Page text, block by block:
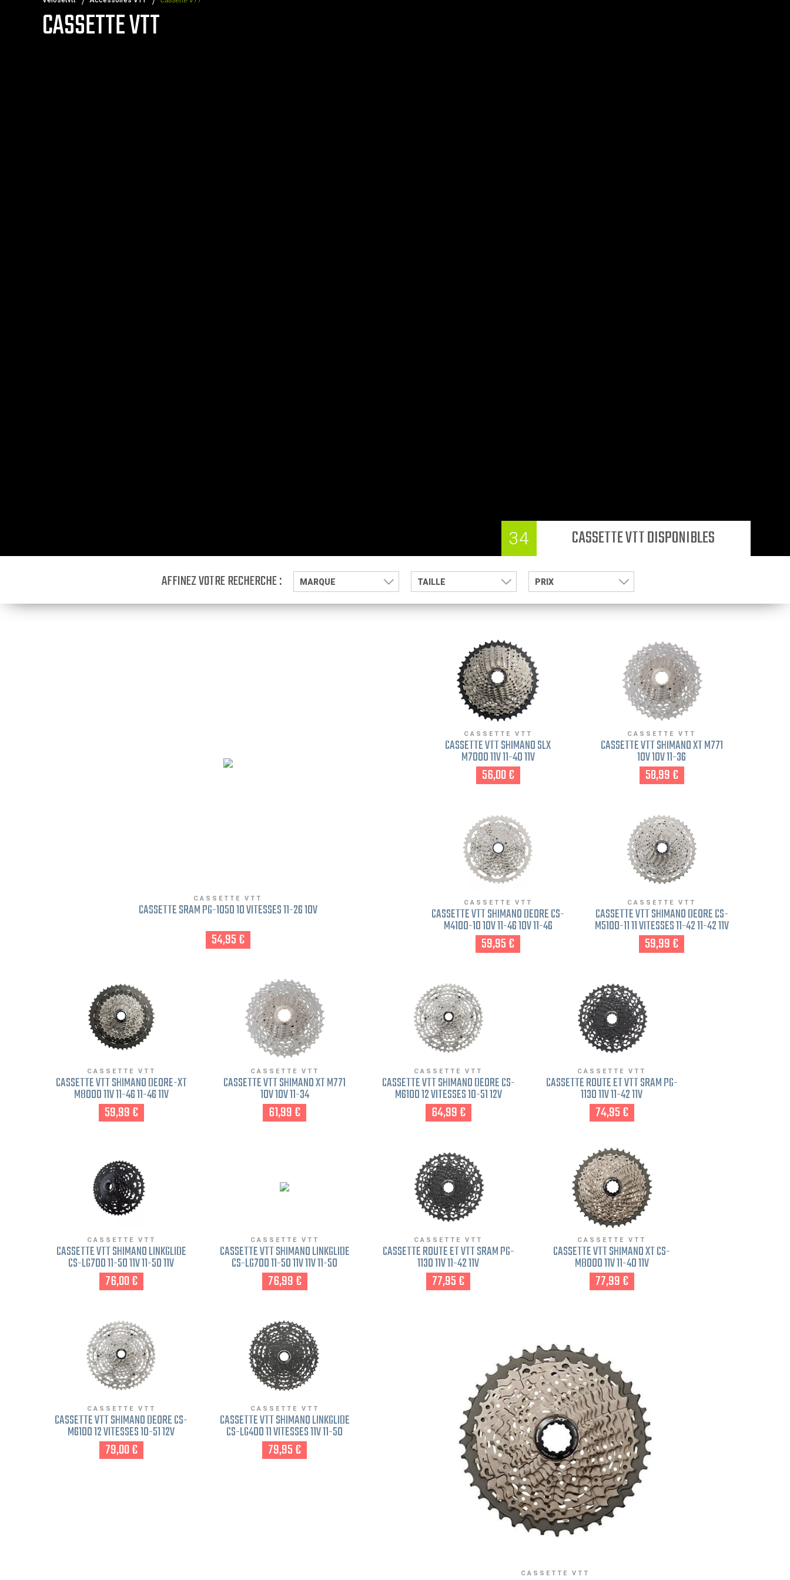
CASSETTE VTT
34 CASSETTE VTT DISPONIBLES
AFFINEZ VOTRE RECHERCHE : MARQUE TAILLE PRIX
CASSETTE VTT
CASSETTE SRAM PG-1050 10 VITESSES 11-26 10V
54,95 €
CASSETTE VTT
CASSETTE VTT SHIMANO SLX
M7000 11V 11-40 11V
56,00 €
CASSETTE VTT
CASSETTE VTT SHIMANO XT M771
10V 10V 11-36
58,99 €
CASSETTE VTT
CASSETTE VTT SHIMANO DEORE CS-
M4100-10 10V 11-46 10V 11-46
59,95 €
CASSETTE VTT
CASSETTE VTT SHIMANO DEORE CS-
M5100-11 11 VITESSES 11-42 11-42 11V
59,99 €
CASSETTE VTT
CASSETTE VTT SHIMANO DEORE-XT
M8000 11V 11-46 11-46 11V
59,99 €
CASSETTE VTT
CASSETTE VTT SHIMANO XT M771
10V 10V 11-34
61,99 €
CASSETTE VTT
CASSETTE VTT SHIMANO DEORE CS-
M6100 12 VITESSES 10-51 12V
64,99 €
CASSETTE VTT
CASSETTE ROUTE ET VTT SRAM PG-
1130 11V 11-42 11V
74,95 €
CASSETTE VTT
CASSETTE VTT SHIMANO LINKGLIDE
CS-LG700 11-50 11V 11-50 11V
76,00 €
CASSETTE VTT
CASSETTE VTT SHIMANO LINKGLIDE
CS-LG700 11-50 11V 11V 11-50
76,99 €
CASSETTE VTT
CASSETTE ROUTE ET VTT SRAM PG-
1130 11V 11-42 11V
77,95 €
CASSETTE VTT
CASSETTE VTT SHIMANO XT CS-
M8000 11V 11-40 11V
77,99 €
CASSETTE VTT
CASSETTE VTT SHIMANO DEORE CS-
M6100 12 VITESSES 10-51 12V
79,00 €
CASSETTE VTT
CASSETTE VTT SHIMANO LINKGLIDE
CS-LG400 11 VITESSES 11V 11-50
79,95 €
CASSETTE VTT